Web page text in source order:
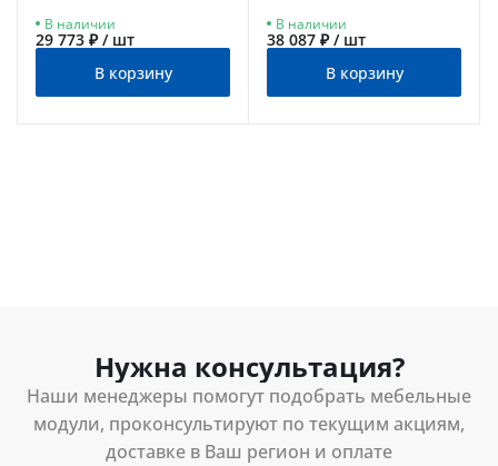
В наличии
29 773 ₽ / шт
В корзину
В наличии
38 087 ₽ / шт
В корзину
Нужна консультация?
Наши менеджеры помогут подобрать мебельные
модули, проконсультируют по текущим акциям,
доставке в Ваш регион и оплате